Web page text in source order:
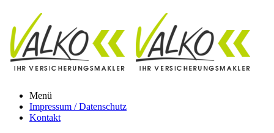
Menü
Impressum / Datenschutz
Kontakt